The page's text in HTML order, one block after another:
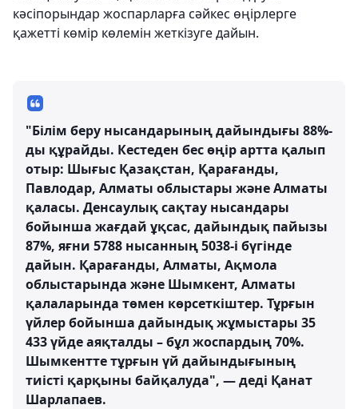
кәсіпорындар жоспарларға сәйкес өңірлерге
қажетті көмір көлемін жеткізуге дайын.
"Білім беру нысандарыныңдайындығы 88%-
ды құрайды. Кестеден бес өңір артта қалып
отыр: Шығыс Қазақстан, Қарағанды,
Павлодар, Алматы облыстары және Алматы
қаласы. Денсаулық сақтау нысандары
бойынша жағдай ұқсас, дайындық пайызы
87%, яғни 5788 нысанның 5038-і бүгінде
дайын. Қарағанды, Алматы, Ақмола
облыстарында және Шымкент, Алматы
қалаларында төмен көрсеткіштер. Тұрғын
үйлер бойынша дайындықжұмыстары 35
433 үйде аяқталды – бұл жоспардың 70%.
Шымкентте тұрғын үй дайындығының
тиісті қарқыны байқалуда", — деді Қанат
Шарлапаев.